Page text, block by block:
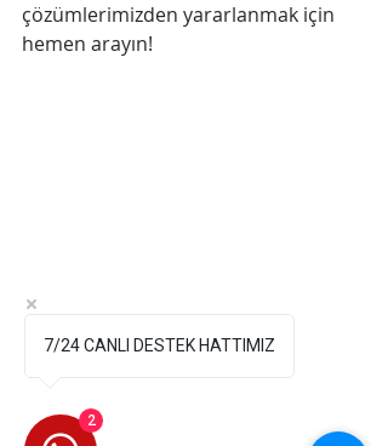
çözümlerimizden yararlanmak için
hemen arayın!
7/24 CANLI DESTEK HATTIMIZ
2